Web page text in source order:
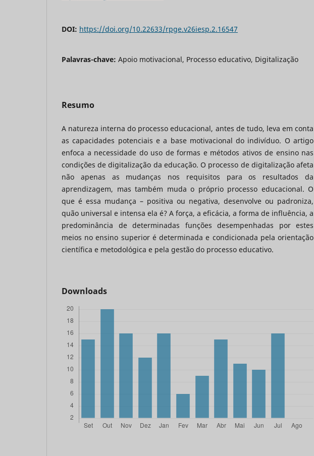
DOI: https://doi.org/10.22633/rpge.v26iesp.2.16547
Palavras-chave: Apoio motivacional, Processo educativo, Digitalização
Resumo
A natureza interna do processo educacional, antes de tudo, leva em conta
as capacidades potenciais e a base motivacional do indivíduo. O artigo
enfoca a necessidade do uso de formas e métodos ativos de ensino nas
condições de digitalização da educação. O processo de digitalização afeta
não apenas as mudanças nos requisitos para os resultados da
aprendizagem, mas também muda o próprio processo educacional. O
que é essa mudança – positiva ou negativa, desenvolve ou padroniza,
quão universal e intensa ela é? A força, a eficácia, a forma de influência, a
predominância de determinadas funções desempenhadas por estes
meios no ensino superior é determinada e condicionada pela orientação
científica e metodológica e pela gestão do processo educativo.
Downloads